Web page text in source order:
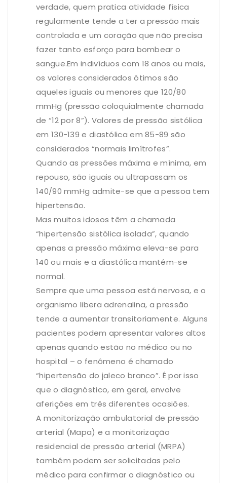
verdade, quem pratica atividade física
regularmente tende a ter a pressão mais
controlada e um coração que não precisa
fazer tanto esforço para bombear o
sangue.Em indivíduos com 18 anos ou mais,
os valores considerados ótimos são
aqueles iguais ou menores que 120/80
mmHg (pressão coloquialmente chamada
de “12 por 8”). Valores de pressão sistólica
em 130-139 e diastólica em 85-89 são
considerados “normais limítrofes”.
Quando as pressões máxima e mínima, em
repouso, são iguais ou ultrapassam os
140/90 mmHg admite-se que a pessoa tem
hipertensão.
Mas muitos idosos têm a chamada
“hipertensão sistólica isolada”, quando
apenas a pressão máxima eleva-se para
140 ou mais e a diastólica mantém-se
normal.
Sempre que uma pessoa está nervosa, e o
organismo libera adrenalina, a pressão
tende a aumentar transitoriamente. Alguns
pacientes podem apresentar valores altos
apenas quando estão no médico ou no
hospital – o fenômeno é chamado
“hipertensão do jaleco branco”. É por isso
que o diagnóstico, em geral, envolve
aferições em três diferentes ocasiões.
A monitorização ambulatorial de pressão
arterial (Mapa) e a monitorização
residencial de pressão arterial (MRPA)
também podem ser solicitadas pelo
médico para confirmar o diagnóstico ou